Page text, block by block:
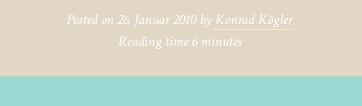
Posted on 26. Januar 2010 by Konrad Kögler
Reading time6 minutes